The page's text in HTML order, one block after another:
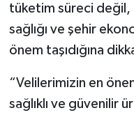
tüketim süreci değil,
sağlığı ve şehir
önem taşıdığına
“Velilerimizin en
sağlıklı ve güvenilir